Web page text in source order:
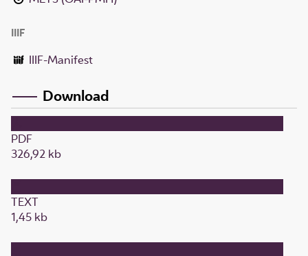
IIIF
IIIF-Manifest
Download
PDF
326,92 kb
TEXT
1,45 kb